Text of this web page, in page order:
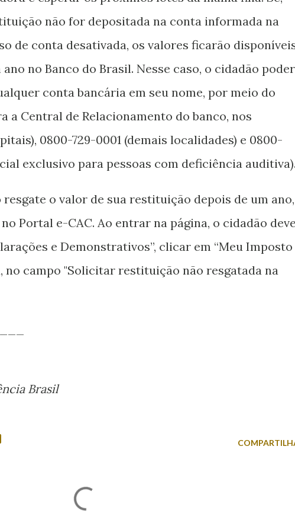
não for depositada na conta informada na
de conta desativada, os valores ficarão
no Banco do Brasil. Nesse caso, o cidadão
conta bancária em seu nome, por meio do
a Central de Relacionamento do banco, nos
0800-729-0001 (demais localidades) e 0800-
exclusivo para pessoas com deficiência
o valor de sua restituição depois de um ano,
Portal e-CAC. Ao entrar na página, o cidadão
e Demonstrativos”, clicar em “Meu Imposto
no campo "Solicitar restituição não resgatada na
Brasil